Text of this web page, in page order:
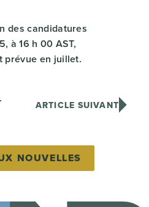
des candidatures
à 16 h 00 AST,
prévue en juillet.
ARTICLE SUIVANT
NOUVELLES